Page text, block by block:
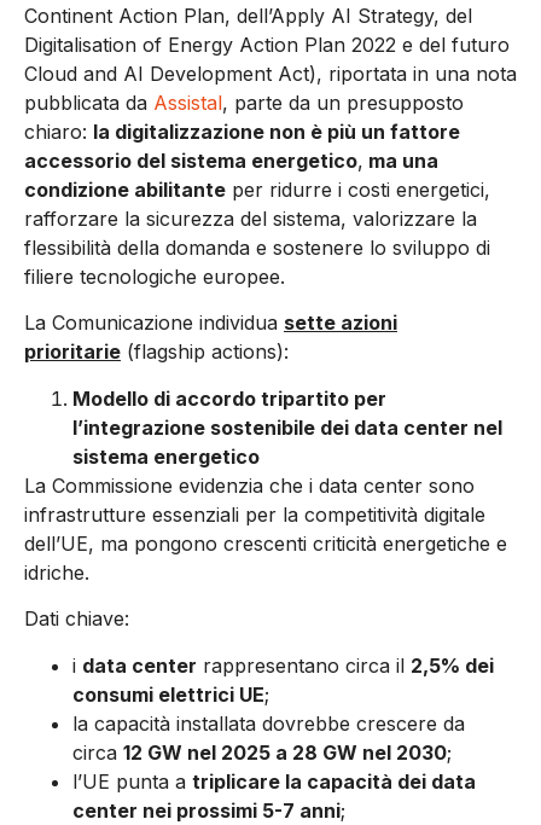
Continent Action Plan, dell’Apply AI Strategy, del
Digitalisation of Energy Action Plan 2022 e del futuro
Cloud and AI Development Act), riportata in una nota
pubblicata da Assistal, parte da un presupposto
chiaro: la digitalizzazione non è più un fattore
accessorio del sistema energetico, ma una
condizione abilitante per ridurre i costi energetici,
rafforzare la sicurezza del sistema, valorizzare la
flessibilità della domanda e sostenere lo sviluppo di
filiere tecnologiche europee.
La Comunicazione individua sette azioni
prioritarie (flagship actions):
Modello di accordo tripartito per
l’integrazione sostenibile dei data center nel
sistema energetico
La Commissione evidenzia che i data center sono
infrastrutture essenziali per la competitività digitale
dell’UE, ma pongono crescenti criticità energetiche e
idriche.
Dati chiave:
i data center rappresentano circa il 2,5% dei
consumi elettrici UE;
la capacità installata dovrebbe crescere da
circa 12 GW nel 2025 a 28 GW nel 2030;
l’UE punta a triplicare la capacità dei data
center nei prossimi 5-7 anni;